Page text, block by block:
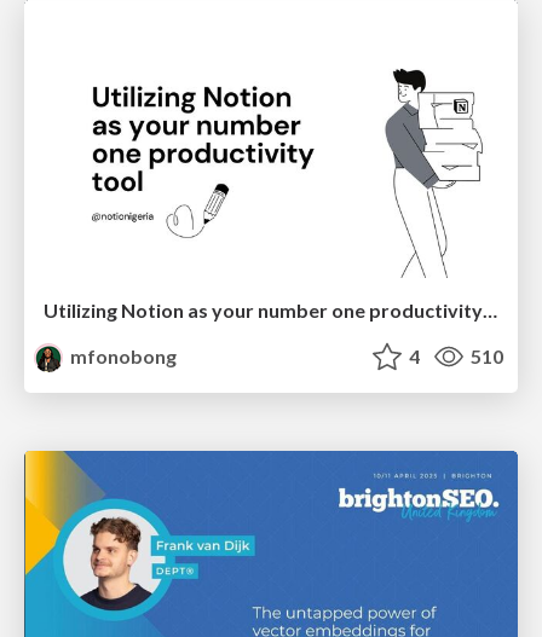
Utilizing Notion as your number one productivity tool
mfonobong
4 510